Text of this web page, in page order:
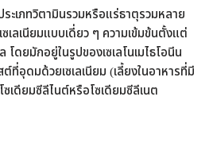
ะเภทวิตามินรวมหรือแร่ธาตุรวมหลาย
เลเนียมแบบเดี่ยว ๆ ความเข้มข้นตั้งแต่
ดยมักอยู่ในรูปของเซเลโนเมไธโอนีน
ที่อุดมด้วยเซเลเนียม (เลี้ยงในอาหารที่มี
ซเดียมซีลีไนต์หรือโซเดียมซีลีเนต